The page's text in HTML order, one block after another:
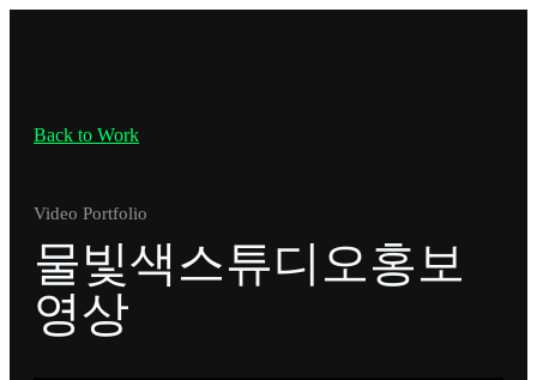
Back to Work
Video Portfolio
물빛색스튜디오홍보
영상